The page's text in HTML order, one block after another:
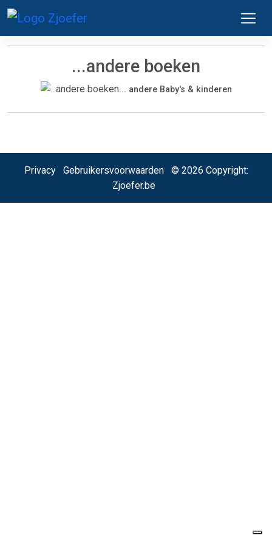
...andere boeken
... andere Baby's & kinderen
Privacy Gebruikersvoorwaarden© 2026 Copyright:
Zjoefer.be